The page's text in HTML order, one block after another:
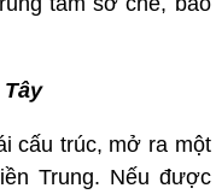
cấu trúc, mở ra một
Trung. Nếu được